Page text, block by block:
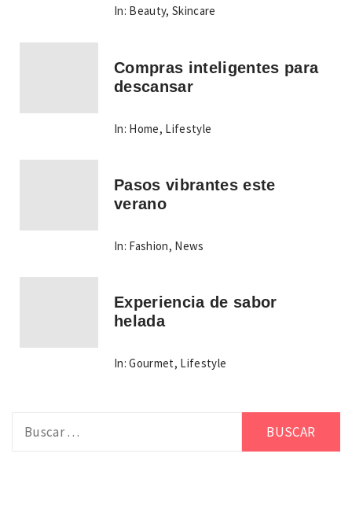
In: Beauty,Skincare
Compras inteligentes para
descansar
In: Home, Lifestyle
Pasos vibrantes este
verano
In: Fashion, News
Experiencia de sabor
helada
In: Gourmet, Lifestyle